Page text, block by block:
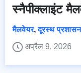
स्नैपीक्लाइंट
मैलवेयर,दूरस्थ
अप्रैल 9, 2026